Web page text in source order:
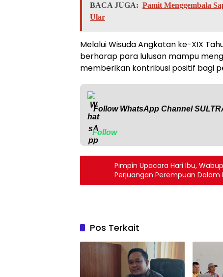
BACA JUGA: Pamit Menggembala
Ular
Melalui Wisuda Angkatan ke-XIX
berharap para lulusan mampu
memberikan kontribusi positif bagi
Follow WhatsApp Channel
Follow
Pimpin Upacara Hari Ibu,
Perjuangan Perempuan
Pos Terkait